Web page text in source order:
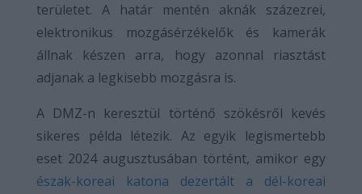
területet. A határ mentén aknák százezrei,
elektronikus mozgásérzékelők és kamerák
állnak készen arra, hogy azonnal riasztást
adjanak a legkisebb mozgásra is.
A DMZ-n keresztül történő szökésről kevés
sikeres példa létezik. Az egyik legismertebb
eset 2024 augusztusában történt, amikor egy
észak-koreai katona dezertált a dél-koreai